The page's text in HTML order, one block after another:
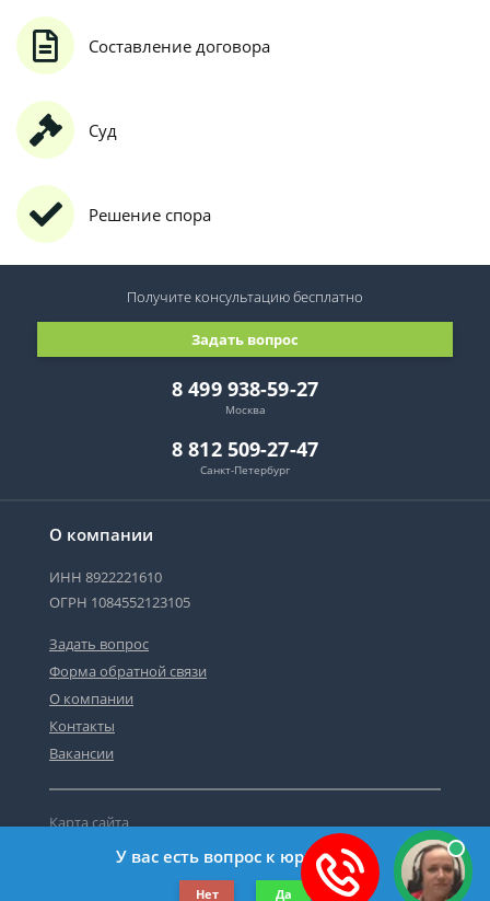
Составление договора
Суд
Решение спора
О компании
ИНН 8922221610
ОГРН 1084552123105
Задать вопрос
Форма обратной связи
О компании
Контакты
Вакансии
©2019-2026 Все права защищены.
Карта сайта
Политика персональных данных
8 499 938-59-27
Москва
8 812 509-27-47
Санкт-Петербург
Задать вопрос
Получите консультациюбесплатно
У вас есть вопрос к юристу?
Нет Да